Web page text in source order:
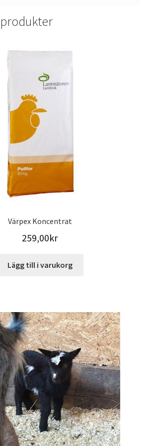
Värpex Koncentrat
259,00kr
Lägg till i varukorg